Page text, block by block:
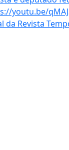
da Revista